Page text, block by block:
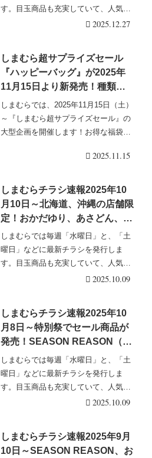
ジュラシックパーク、トムとジ
す。目玉商品も充実していて、人気の
グッズは発売後即売り・・・続きを読
2025.12.27
しまむら超サプライズセール
『ハッピーバッグ』が2025年
11月15日より新発売！種類、
販売方法、口コミ、売り切れま
とめ！
しまむらでは、2025年11月15日（土）
～『しまむら超サプライズセール』の
大型企画を開催します！お得な福袋の
2025.11.15
しまむらチラシ速報2025年10
月10日～北海道、沖縄の店舗限
定！おかだゆり、あさどん、
SPAM、セール商品！Picky
Pixieはリメンバーミー、ニモ
のディズニーピクサーの子供服
しまむらでは毎週「水曜日」と、「土
曜日」などに最新チラシを発行しま
す。目玉商品も充実していて、人気の
グッズは発売後即売り・・・続きを読
2025.10.09
しまむらチラシ速報2025年10
月8日～特別祭でセール商品が
発売！SEASON REASON（シ
ーズンリーズン）5周年記念！
おかだゆり秋冬コーデ！BTS
Island:インザソム大型コラボ
しまむらでは毎週「水曜日」と、「土
曜日」などに最新チラシを発行しま
す。目玉商品も充実していて、人気の
グッズは発売後即売り・・・続きを読
2025.10.09
しまむらチラシ速報2025年9月
10日～SEASON REASON、お